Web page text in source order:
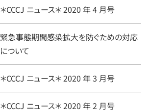
＊CCCJ ニュース＊ 2020 年 4 月号
緊急事態期間感染拡大を防ぐための対応
について
＊CCCJ ニュース＊ 2020 年 3 月号
＊CCCJ ニュース＊ 2020 年 2 月号